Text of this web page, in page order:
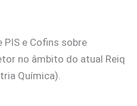
e Cofins sobre
no âmbito do atual Reiq
Química).